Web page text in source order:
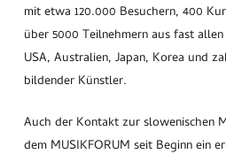
mit etwa 120.000 Besuchern, 400
über 5000 Teilnehmern aus fast
USA, Australien, Japan, Korea und
bildender Künstler.
Auch der Kontakt zur slowenischen
dem MUSIKFORUM seit Beginn ein